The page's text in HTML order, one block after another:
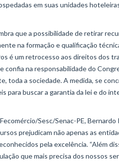
em suas unidades
que a possibilidade de retirar
na formação e qualificação
é um retrocesso aos direitos dos
confia na responsabilidade do
toda a sociedade. A medida, se
para buscar a garantia da lei e do
Sesc/Senac-PE,
prejudicam não apenas as
pela excelência. “Além
que mais precisa dos nossos